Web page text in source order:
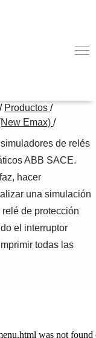
/ Productos /
Emax) /
de relés
ABB SACE.
hacer
una simulación
de protección
el interruptor
todas las